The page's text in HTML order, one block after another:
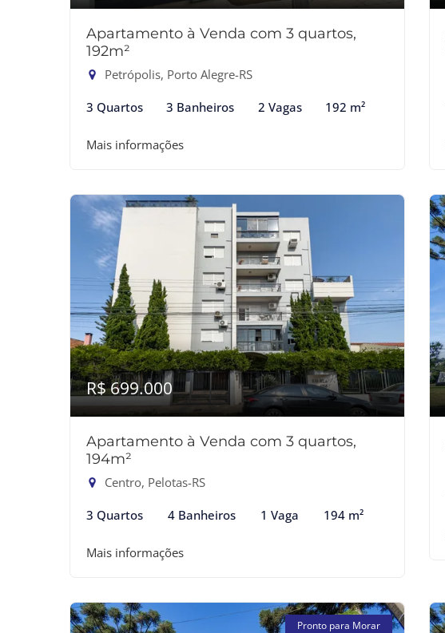
Apartamento à Venda com 3 quartos,
192m²
Petrópolis, Porto Alegre-RS
3 Quartos 3 Banheiros 2 Vagas 192 m²
Mais informações
R$ 699.000
Apartamento à Venda com 3 quartos,
194m²
Centro, Pelotas-RS
3 Quartos 4 Banheiros 1 Vaga 194 m²
Mais informações
Pronto para Morar